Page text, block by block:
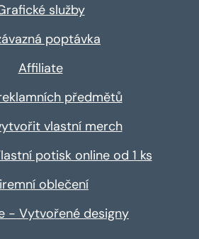
služby
poptávka
Affiliate
předmětů
vlastní merch
potisk online od 1 ks
oblečení
- Vytvořené designy